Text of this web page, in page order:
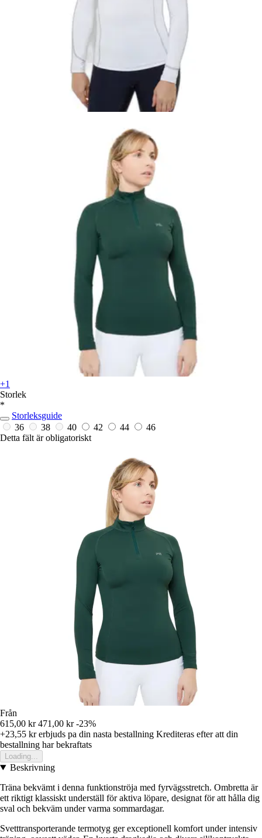
+1
Storlek
*
Storleksguide
36
38 40 42 44
46
Detta fält är obligatoriskt
Från
615,00 kr 471,00 kr -23%
+23,55 krerbjuds pa din nasta bestallning Krediteras efter att din
bestallning har bekraftats
Loading...
Beskrivning
Träna bekvämt i denna funktionströja med fyrvägsstretch. Ombretta är
ett riktigt klassiskt underställ för aktiva löpare, designat för att hålla dig
sval och bekväm under varma sommardagar.
Svetttransporterande termotyg ger exceptionell komfort under intensiv